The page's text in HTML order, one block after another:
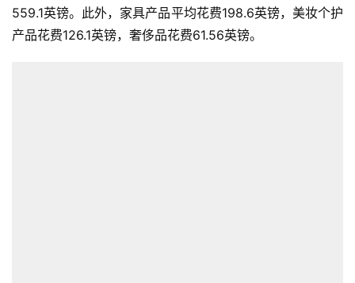
559.1英镑。此外，家具产品平均花费198.6英镑，美妆个护
产品花费126.1英镑，奢侈品花费61.56英镑。